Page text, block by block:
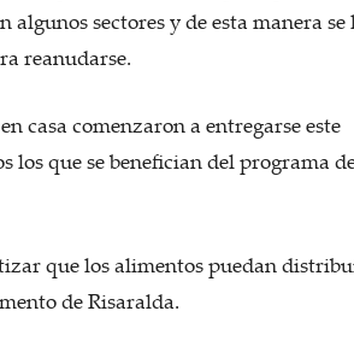
sectores y de esta manera se
reanudarse.
casa comenzaron a entregarse este
los que se benefician del programa
que los alimentos puedan
de Risaralda.